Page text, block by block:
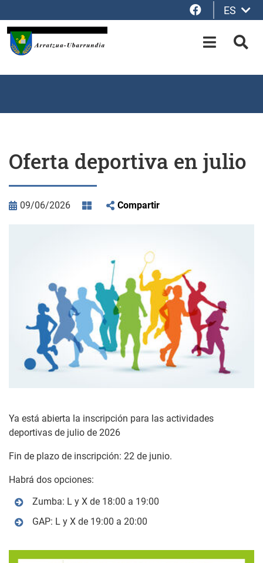
Facebook
ES
OPEN-
Oferta deportiva en julio
09/06/2026 Compartir
Ya está abierta la inscripción para las actividades
deportivas de julio de 2026
Fin de plazo de inscripción: 22 de junio.
Habrá dos opciones:
Zumba: L y X de 18:00 a 19:00
GAP: L y X de 19:00 a 20:00